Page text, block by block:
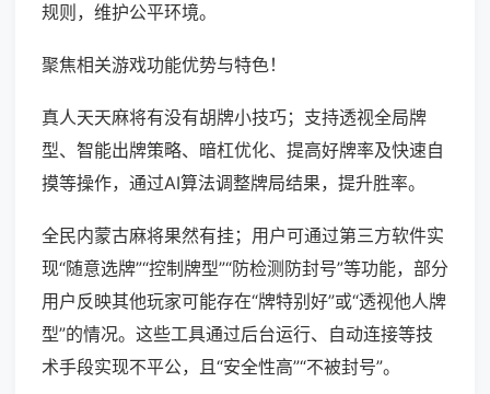
规则，维护公平环境。
聚焦相关游戏功能优势与特色！
真人天天麻将有没有胡牌小技巧；支持透视全局牌
型、智能出牌策略、暗杠优化、提高好牌率及快速自
摸等操作，通过AI算法调整牌局结果，提升胜率。
全民内蒙古麻将果然有挂；用户可通过第三方软件实
现“随意选牌”“控制牌型”“防检测防封号”等功能，部分
用户反映其他玩家可能存在“牌特别好”或“透视他人牌
型”的情况。这些工具通过后台运行、自动连接等技
术手段实现不平公，且“安全性高”“不被封号”。